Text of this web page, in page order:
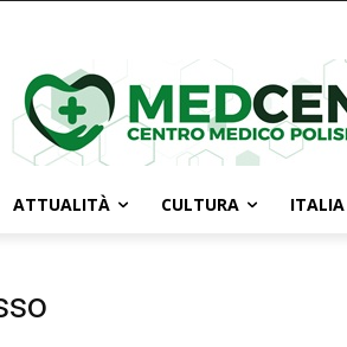
ATTUALITÀ CULTURA ITALIA